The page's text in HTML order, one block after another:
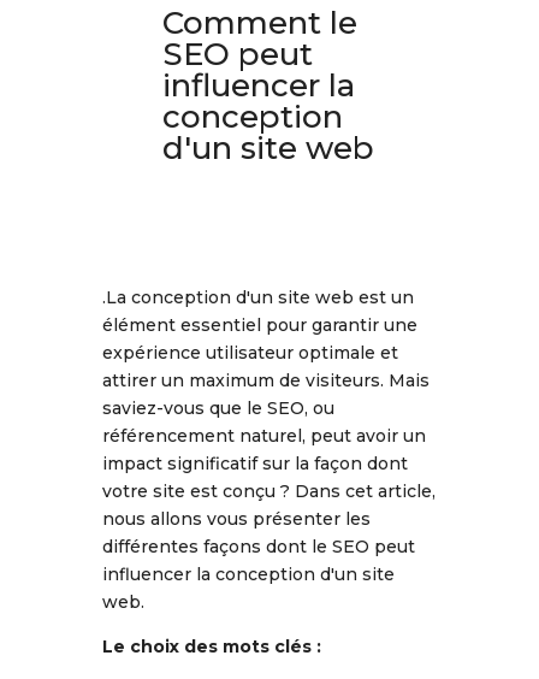
Comment le
SEO peut
influencer la
conception
d'un site web
.La conception d'un site web est un
élément essentiel pour garantir une
expérience utilisateur optimale et
attirer un maximum de visiteurs. Mais
saviez-vous que le SEO, ou
référencement naturel, peut avoir un
impact significatif sur la façon dont
votre site est conçu ? Dans cet article,
nous allons vous présenter les
différentes façons dont le SEO peut
influencer la conception d'un site
web.
Le choix des mots clés :